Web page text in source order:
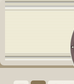
Регистрация